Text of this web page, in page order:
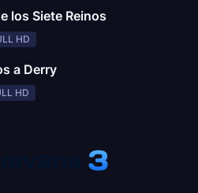
los Siete Reinos
HD
a Derry
HD